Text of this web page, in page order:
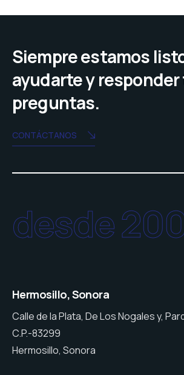
Siempre estamos
ayudarte y
preguntas.
CONTÁCTANOS
desde
Hermosillo, Sonora
Calle de la Plata, De Los Nogales y,
C.P.-83299
Hermosillo, Sonora